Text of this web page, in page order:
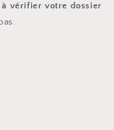
à vérifier votre dossier